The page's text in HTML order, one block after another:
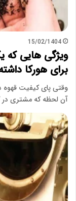
15/02/1404
ویژگی هایی که
برای هورکا
وقتی پای کیفیت قهوه
آن لحظه که مشتری در